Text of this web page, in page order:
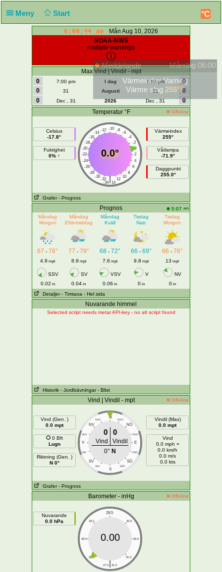
Meny Start °C
6:00:45 am
Mån Aug 10, 2026
NOAA-NWS
multiple warnings
Max Vind | Vindil - mpt
0
7:00 pm I dag 7:00 pm
0
0
31 Augusti 31
0
0
Dec , 31 2026 Dec , 31
0
Temperatur °F
Off-line
Celsius
-17.8°
Fuktighet
0% ↑
-10
-12 -8
-14
-6
-16
-4
-18
-2
-20
0
-22
2
-24
4
-26
6
-28
8
-30
10
-32 12
|
-34 14
0.0°
Värmeindex
255°
Våtlampa
-71.9°
Daggpunkt
255.0°
Grafer - Prognos
Prognos 5:07 am
Måndag
Morgon
Måndag
Eftermiddag
Måndag
Kväll
Tisdag
Natt
Tisdag
Morgon
67 - 76° 77 - 79° 68- 72° 66 - 69° 66 - 76°
4.9 mpt 8.9 mpt 7.6 mpt 9.8 mpt 13 mpt
SSV SV VSV V
NV
0.02 in 0.04 in 0.06 in 0in 0in
Detaljer - Timtaxa - Hel sida
Nuvarande himmel
Selected script needs metar API-key - no alt script found
Historik - Jordbävningar - Blixt
Vind | Vindil - mpt Off-line
Vind (Gen. )
0.0 mpt
0 Bft
Lugn
Riktning (Gen. )
N 0°
N
NNV NNÖ
NV NÖ
VNV ÖNÖ
V E
VSV ÖSÖ
SV SÖ
SSV SSÖ
S
0 0
Vind
Vindil
0° N
Vindil (Max)
0.0 mpt
Vind
0.0 mph =
0.0 km/h
0.0 m/s
0.0 kts
Grafer - Prognos
Barometer - inHg Off-line
Nuvarande
0.0 hPa
29.5
29.0 30.0
28.5 30.5
28.0 31.0
|
27.5 31.5
0.00
Meddelande
Måndag 06:00
Värmeindex Varning
Värme slag 255°F